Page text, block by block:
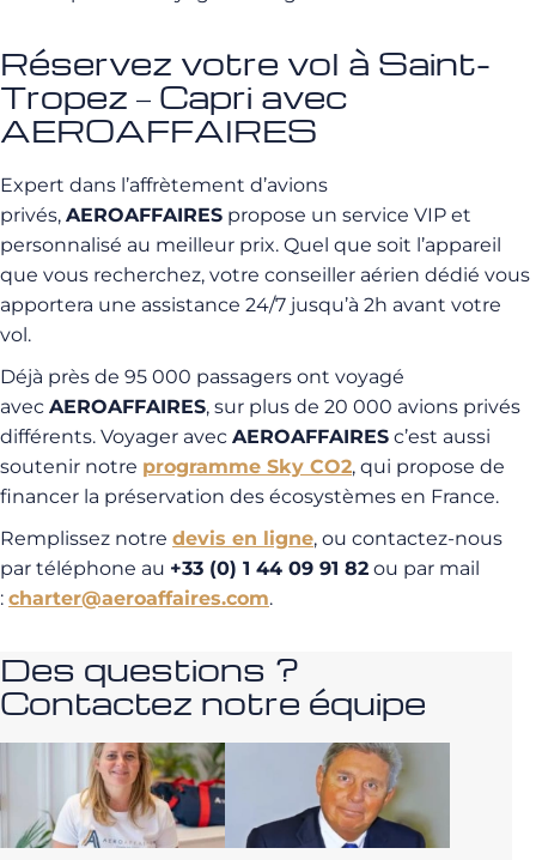
Réservez votre vol à Saint-
Tropez – Capri avec
AEROAFFAIRES
Expert dans l’affrètement d’avions
privés, AEROAFFAIRES propose un service VIP et
personnalisé au meilleur prix. Quel que soit l’appareil
que vous recherchez, votre conseiller aérien dédié vous
apportera une assistance 24/7 jusqu’à 2h avant votre
vol.
Déjà près de 95 000 passagers ont voyagé
avec AEROAFFAIRES, sur plus de 20 000 avions privés
différents. Voyager avec AEROAFFAIRES c’est aussi
soutenir notre programme Sky CO2, qui propose de
financer la préservation des écosystèmes en France.
Remplissez notre devis en ligne, ou contactez-nous
par téléphone au +33 (0) 1 44 09 91 82 ou par mail
: charter@aeroaffaires.com.
Des questions ?
Contactez notre équipe